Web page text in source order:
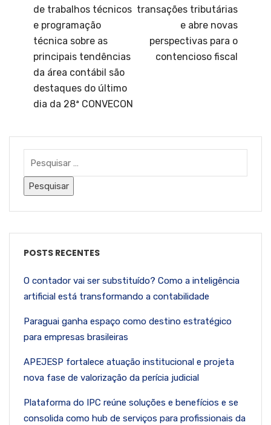
de trabalhos técnicos
e programação
técnica sobre as
principais tendências
da área contábil são
destaques do último
dia da 28ª CONVECON
transações tributárias
e abre novas
perspectivas para o
contencioso fiscal
POSTS RECENTES
O contador vai ser substituído? Como a inteligência
artificial está transformando a contabilidade
Paraguai ganha espaço como destino estratégico
para empresas brasileiras
APEJESP fortalece atuação institucional e projeta
nova fase de valorização da perícia judicial
Plataforma do IPC reúne soluções e benefícios e se
consolida como hub de serviços para profissionais da